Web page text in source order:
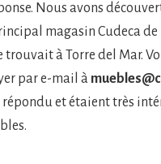
Nous avons
magasin Cudeca de
trouvait à Torre del Mar.
par e-mail à
répondu et étaient très